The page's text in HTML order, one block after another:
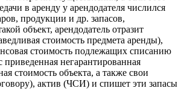
в аренду у арендодателя числился
продукции и др. запасов,
объект, арендодатель отразит
стоимость предмета аренды),
стоимость подлежащих списанию
приведенная негарантированная
стоимость объекта, а также свои
актив (ЧСИ) и спишет эти запасы